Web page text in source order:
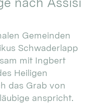
Gemeinden
Schwaderlapp
mit Ingbert
Heiligen
das Grab von
anspricht.